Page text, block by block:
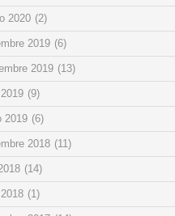
2020 (2)
2019 (6)
2019 (13)
(9)
2019 (6)
2018 (11)
(14)
(1)